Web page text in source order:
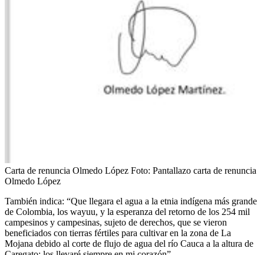
Carta de renuncia Olmedo López Foto: Pantallazo carta de renuncia
Olmedo López
También indica: “Que llegara el agua a la etnia indígena más grande
de Colombia, los wayuu, y la esperanza del retorno de los 254 mil
campesinos y campesinas, sujeto de derechos, que se vieron
beneficiados con tierras fértiles para cultivar en la zona de La
Mojana debido al corte de flujo de agua del río Cauca a la altura de